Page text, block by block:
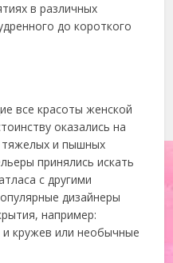
в различных
до короткого
все красоты женской
оказались на
тяжелых и пышных
принялись искать
с другими
дизайнеры
например:
кружев или необычные